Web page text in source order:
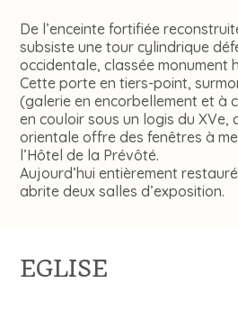
De l’enceinte fortifiée
subsiste une tour cylindrique
occidentale, classée monument
Cette porte en tiers-point,
(galerie en encorbellement et à
en couloir sous un logis du
orientale offre des fenêtres à
l’Hôtel de la Prévôté.
Aujourd’hui entièrement
abrite deux salles d’exposition.
EGLISE